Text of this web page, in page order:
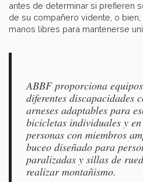
antes de determinar si prefieren
de su compañero vidente, o
manos libres para mantenerse
ABBF proporciona
diferentes discapacidades
arneses adaptables para
bicicletas individuales y
personas con miembros
buceo diseñado para
paralizadas y sillas de
realizar montañismo.